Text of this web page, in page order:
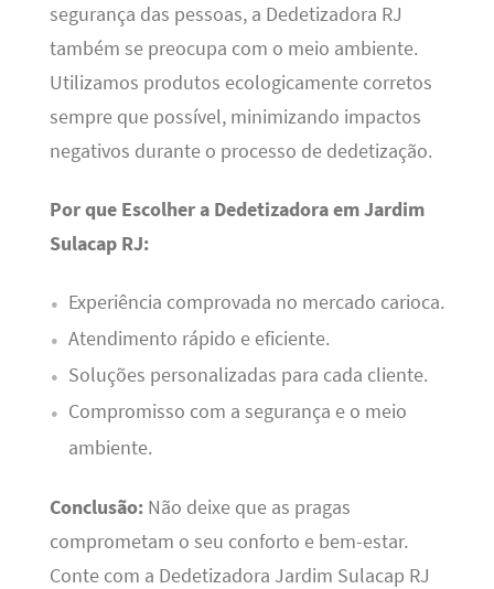
segurança das pessoas, a Dedetizadora RJ
também se preocupa com o meio ambiente.
Utilizamos produtos ecologicamente corretos
sempre que possível, minimizando impactos
negativos durante o processo de dedetização.
Por que Escolher a Dedetizadora em Jardim
Sulacap RJ:
Experiência comprovada no mercado carioca.
Atendimento rápido e eficiente.
Soluções personalizadas para cada cliente.
Compromisso com a segurança e o meio
ambiente.
Conclusão:Não deixe que as pragas
comprometam o seu conforto e bem-estar.
Conte com a Dedetizadora Jardim Sulacap RJ